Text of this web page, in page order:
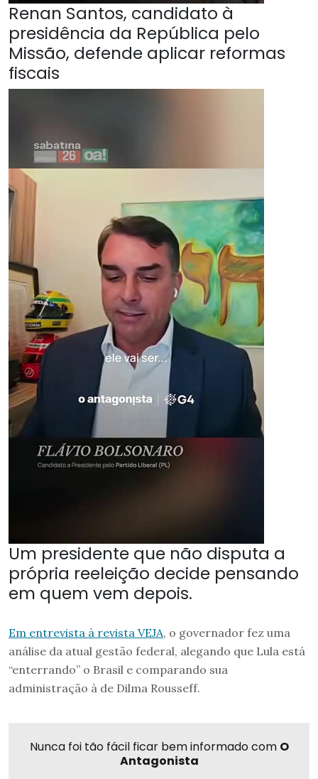
Renan Santos, candidato à
presidência da República pelo
Missão, defende aplicar reformas
fiscais
Um presidente que não disputa a
própria reeleição decide pensando
em quem vem depois.
Em entrevista à revista VEJA, o governador fez uma
análise da atual gestão federal, alegando que Lula está
“enterrando” o Brasil e comparando sua
administração à de Dilma Rousseff.
Nunca foi tão fácil ficar bem informado com O
Antagonista